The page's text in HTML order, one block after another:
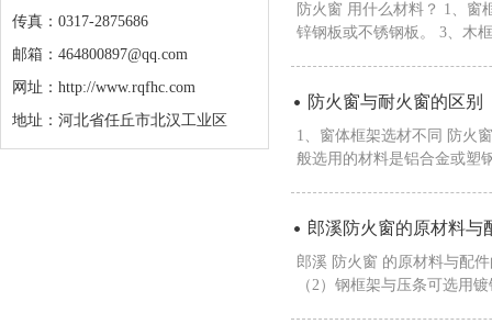
传真：0317-2875686
邮箱： 464800897@qq.com
网址： http://www.rqfhc.com
地址：河北省任丘市北汉工业区
防火窗 用什么材料？ 1、窗
锌钢板或不锈钢板。 3、木
防火窗与耐火窗的区别
1、窗体框架选材不同 防火
般选用的材料是铝合金或塑
郎溪防火窗的原材料与
郎溪 防火窗 的原材料与配
（2）钢框架与压条可选用